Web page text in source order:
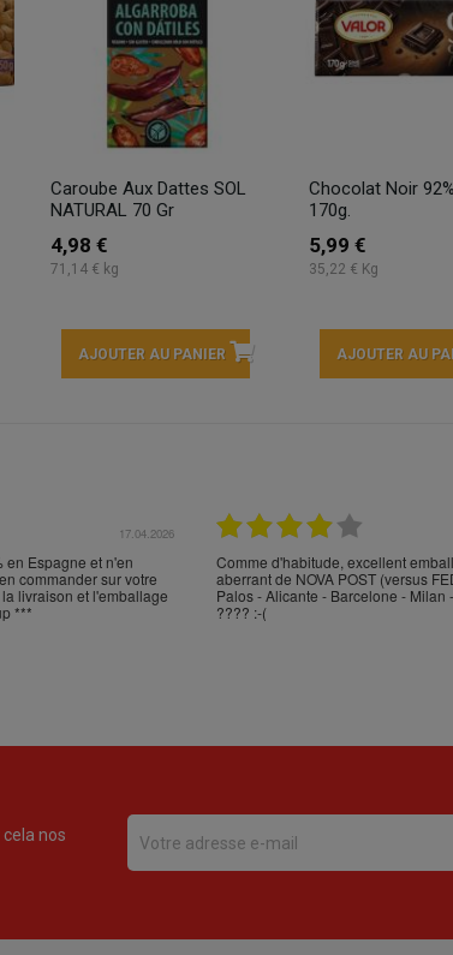
Caroube Aux Dattes SOL
NATURAL 70 Gr
4,98 €
71,14 € kg
AJOUTER AU PANIER
Chocolat Noir
170g.
5,99 €
35,22 € Kg
AJOUTER AU
17.04.2026
en Espagne et n'en
commander sur votre
livraison et l'emballage
***
Comme d'habitude, excellent
aberrant de NOVA POST (versus
Palos - Alicante - Barcelone - Milan
???? :-(
nos